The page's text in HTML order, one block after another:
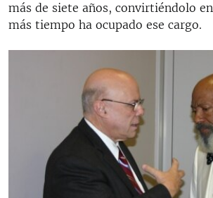
más de siete años, convirtiéndolo
más tiempo ha ocupado ese cargo.